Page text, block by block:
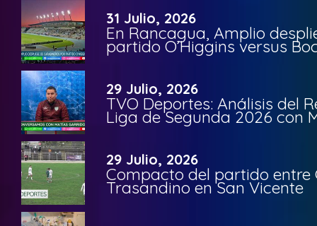
31 Julio, 2026
En Rancagua, Amplio
partido O’Higgins versus
29 Julio, 2026
TVO Deportes: Análisis del
Liga de Segunda 2026 con
29 Julio, 2026
Compacto del partido entre
Trasandino en San Vicente